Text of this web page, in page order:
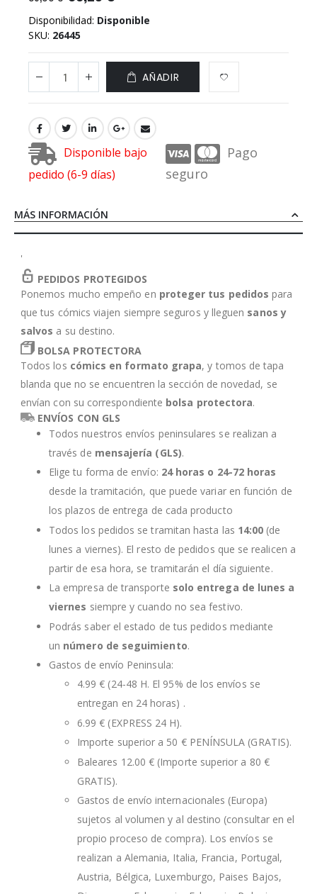
Disponibilidad: Disponible
SKU 26445
AÑADIR
Disponible bajo
pedido (6-9 días)
Pago
seguro
MÁS INFORMACIÓN
'
PEDIDOS PROTEGIDOS
Ponemos mucho empeño en proteger tus pedidos para
que tus cómics viajen siempre seguros y lleguen sanos y
salvos a su destino.
BOLSA PROTECTORA
Todos los cómics en formato grapa, y tomos de tapa
blanda que no se encuentren la sección de novedad, se
envían con su correspondiente bolsa protectora.
ENVÍOS CON GLS
Todos nuestros envíos peninsulares se realizan a
través de mensajería (GLS).
Elige tu forma de envío: 24 horas o 24-72 horas
desde la tramitación, que puede variar en función de
los plazos de entrega de cada producto
Todos los pedidos se tramitan hasta las 14:00 (de
lunes a viernes). El resto de pedidos que se realicen a
partir de esa hora, se tramitarán el día siguiente.
La empresa de transporte solo entrega de lunes a
viernes siempre y cuando no sea festivo.
Podrás saber el estado de tus pedidos mediante
un número de seguimiento.
Gastos de envío Peninsula:
4.99 € (24-48 H. El 95% de los envíos se
entregan en 24 horas) .
6.99 € (EXPRESS 24 H).
Importe superior a 50 € PENÍNSULA (GRATIS).
Baleares 12.00 € (Importe superior a 80 €
GRATIS).
Gastos de envío internacionales (Europa)
sujetos al volumen y al destino (consultar en el
propio proceso de compra). Los envíos se
realizan a Alemania, Italia, Francia, Portugal,
Austria, Bélgica, Luxemburgo, Paises Bajos,